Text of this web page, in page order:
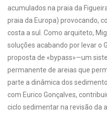
acumulados na praia da
praia da Europa) provocando,
costa a sul. Como arquiteto,
soluções acabando por levar o
proposta de «bypass»—um
permanente de areias que
parte a dinâmica dos
com Eurico Gonçalves,
ciclo sedimentar na revisão da